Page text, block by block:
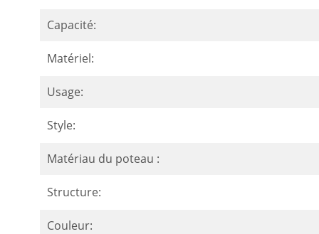
Capacité:
Matériel:
Usage:
Style:
Matériau du poteau :
Structure:
Couleur: